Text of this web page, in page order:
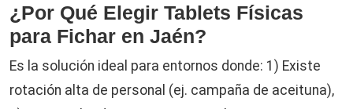
¿Por Qué Elegir Tablets Físicas
para Fichar en Jaén?
Es la solución ideal para entornos donde: 1) Existe
rotación alta de personal (ej. campaña de aceituna),